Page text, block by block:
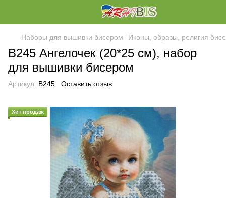
Наборы для вышивки бисером Иконы, образы, религия
В245 Ангелочек (20*25 см), набор
для вышивки бисером
Артикул: В245 Оставить отзыв
Хит продаж